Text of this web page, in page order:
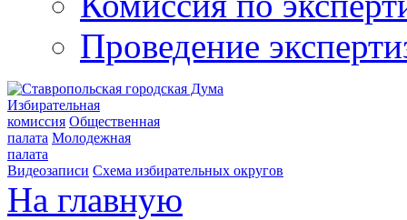
Проведение
Избирательная
комиссия Общественная
палата Молодежная
палата
Видеозаписи Схема избирательных округов
На главную